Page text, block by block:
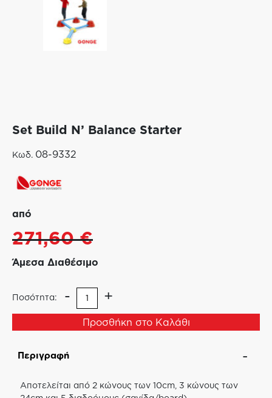
Set Build N’ Balance Starter
Κωδ. 08-9332
από
271,60€
Άμεσα Διαθέσιμο
- +
Ποσότητα:
Προσθήκη στο Καλάθι
Περιγραφή
Αποτελείται από 2 κώνους των 10cm, 3 κώνους των